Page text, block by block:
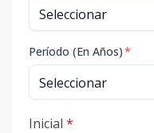
Período (En Años)*
Inicial *